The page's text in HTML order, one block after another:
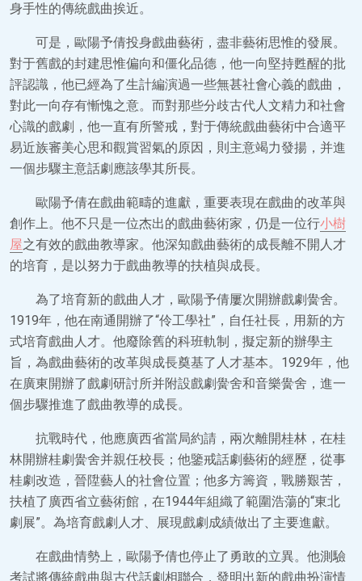
身手性的傳統戲曲挨近。
可是，歐陽予倩投身戲曲藝術，盡非藝術思惟的發展。
對于舊戲的封建思惟偏向和僵化品德，他一向堅持甦醒的批
評認識，他已經為了生計編演過一些無甚社會心義的戲曲，
對此一向存有慚愧之意。而對那些分歧古代人文精力和社會
心識的戲劇，他一直有所警戒，對于傳統戲曲藝術中合適平
易近族審美心思和觀賞習氣的原因，則主意竭力發揚，并進
一個步驟主意話劇應該學其所長。
歐陽予倩在戲曲範疇的進獻，重要表現在戲曲的改革與
創作上。他不只是一位杰出的戲曲藝術家，仍是一位行小樹
屋之有效的戲曲教導家。他深知戲曲藝術的成長離不開人才
的培育，是以努力于戲曲教導的扶植與成長。
為了培育新的戲曲人才，歐陽予倩屢次開辦戲劇黌舍。
1919年，他在南通開辦了“伶工學社”，自任社長，用新的方
式培育戲曲人才。他廢除舊的科班軌制，擬定新的辦學主
旨，為戲曲藝術的改革與成長奠基了人才基本。1929年，他
在廣東開辦了戲劇研討所并附設戲劇黌舍和音樂黌舍，進一
個步驟推進了戲曲教導的成長。
抗戰時代，他應廣西省當局約請，兩次離開桂林，在桂
林開辦桂劇黌舍并親任校長；他鑒戒話劇藝術的經歷，從事
桂劇改造，晉陞藝人的社會位置；他多方籌資，戰勝艱苦，
扶植了廣西省立藝術館，在1944年組織了範圍浩蕩的“東北
劇展”。為培育戲劇人才、展現戲劇成績做出了主要進獻。
在戲曲情勢上，歐陽予倩也停止了勇敢的立異。他測驗
考試將傳統戲曲與古代話劇相聯合，發明出新的戲曲扮演情